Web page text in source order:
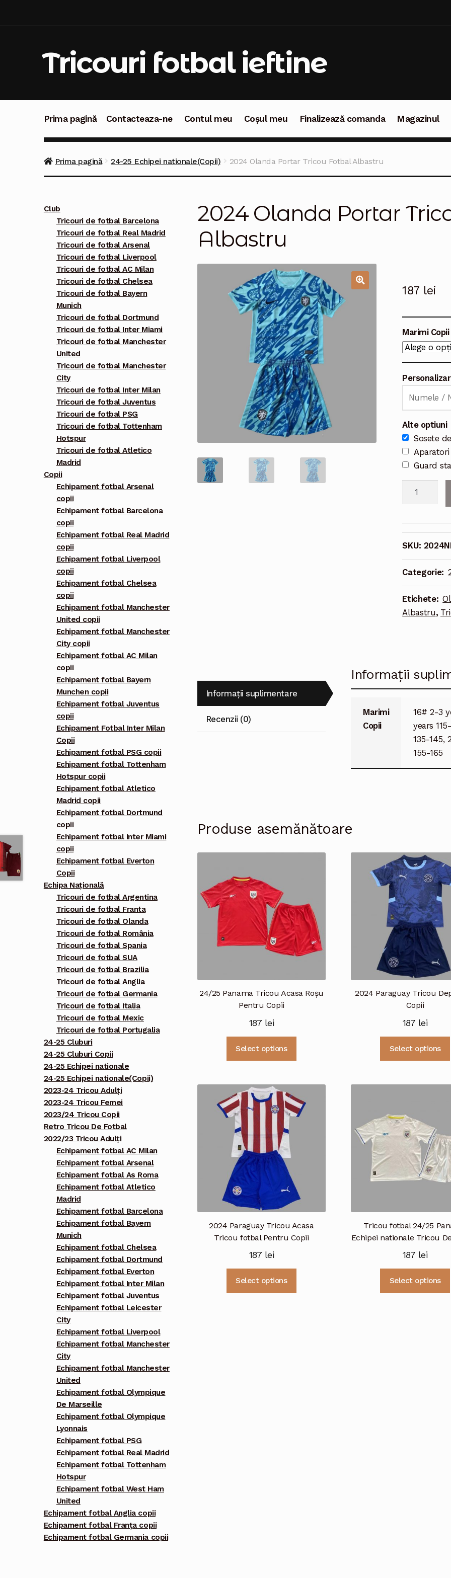
Tricouri fotbal ieftine
Prima pagină Contacteaza-ne Contul meu Coșul meu Finalizează comanda Magazinul
Prima pagină 24-25 Echipei nationale(Copii) 2024 Olanda Portar Tricou Fotbal Albastru
2024 Olanda Portar
Albastru
187 lei
Marimi Copii
Alte optiuni
Sosete
Guard
Tricou
Albastru
SKU:
Categorie:
Etichete:
Albastru,
Informații suplimentare
Recenzii (0)
Informații
Marimi
Copii
16# 2-3
years
135-145,
155-165
Produse asemănătoare
24/25 Panama Tricou Acasa Roșu
Pentru Copii
187 lei
Select options
variații.
Opțiunile
produsului.
2024 Paraguay Tricou
Copii
187 lei
Select options
2024 Paraguay Tricou Acasa
Tricou fotbal Pentru Copii
187 lei
Select options
Tricou fotbal 24/25
Echipei nationale Tricou
187 lei
Select options
Club
Tricouri de fotbal Barcelona
Tricouri de fotbal Real Madrid
Tricouri de fotbal Arsenal
Tricouri de fotbal Liverpool
Tricouri de fotbal AC Milan
Tricouri de fotbal Chelsea
Tricouri de fotbal Bayern
Munich
Tricouri de fotbal Dortmund
Tricouri de fotbal Inter Miami
Tricouri de fotbal Manchester
United
Tricouri de fotbal Manchester
City
Tricouri de fotbal Inter Milan
Tricouri de fotbal Juventus
Tricouri de fotbal PSG
Tricouri de fotbal Tottenham
Hotspur
Tricouri de fotbal Atletico
Madrid
Copii
Echipament fotbal Arsenal
copii
Echipament fotbal Barcelona
copii
Echipament fotbal Real Madrid
copii
Echipament fotbal Liverpool
copii
Echipament fotbal Chelsea
copii
Echipament fotbal Manchester
United copii
Echipament fotbal Manchester
City copii
Echipament fotbal AC Milan
copii
Echipament fotbal Bayern
Munchen copii
Echipament fotbal Juventus
copii
Echipament Fotbal Inter Milan
Copii
Echipament fotbal PSG copii
Echipament fotbal Tottenham
Hotspur copii
Echipament fotbal Atletico
Madrid copii
Echipament fotbal Dortmund
copii
Echipament fotbal Inter Miami
copii
Echipament fotbal Everton
Copii
Echipa Națională
Tricouri de fotbal Argentina
Tricouri de fotbal Franta
Tricouri de fotbal Olanda
Tricouri de fotbal România
Tricouri de fotbal Spania
Tricouri de fotbal SUA
Tricouri de fotbal Brazilia
Tricouri de fotbal Anglia
Tricouri de fotbal Germania
Tricouri de fotbal Italia
Tricouri de fotbal Mexic
Tricouri de fotbal Portugalia
24-25 Cluburi
24-25 Cluburi Copii
24-25 Echipei nationale
24-25 Echipei nationale(Copii)
2023-24 Tricou Adulți
2023-24 Tricou Femei
2023/24 Tricou Copii
Retro Tricou De Fotbal
2022/23 Tricou Adulți
Echipament fotbal AC Milan
Echipament fotbal Arsenal
Echipament fotbal As Roma
Echipament fotbal Atletico
Madrid
Echipament fotbal Barcelona
Echipament fotbal Bayern
Munich
Echipament fotbal Chelsea
Echipament fotbal Dortmund
Echipament fotbal Everton
Echipament fotbal Inter Milan
Echipament fotbal Juventus
Echipament fotbal Leicester
City
Echipament fotbal Liverpool
Echipament fotbal Manchester
City
Echipament fotbal Manchester
United
Echipament fotbal Olympique
De Marseille
Echipament fotbal Olympique
Lyonnais
Echipament fotbal PSG
Echipament fotbal Real Madrid
Echipament fotbal Tottenham
Hotspur
Echipament fotbal West Ham
United
Echipament fotbal Anglia copii
Echipament fotbal Franța copii
Echipament fotbal Germania copii